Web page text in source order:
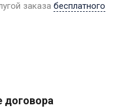
заказа бесплатного